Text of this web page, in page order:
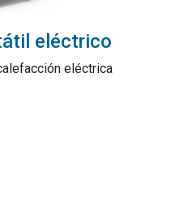
eléctrico
eléctrica